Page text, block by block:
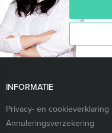
INFORMATIE
Privacy- en cookieverklaring
Annuleringsverzekering